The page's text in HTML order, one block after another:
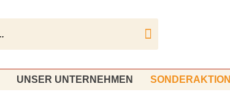
UNSER UNTERNEHMEN SONDERAKTION